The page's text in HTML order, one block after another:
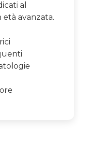
al
età avanzata.